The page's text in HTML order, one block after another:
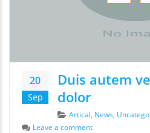
20
Sep
Duis autem
dolor
Categories
Artical, News,
Leave a commenton Duis autem